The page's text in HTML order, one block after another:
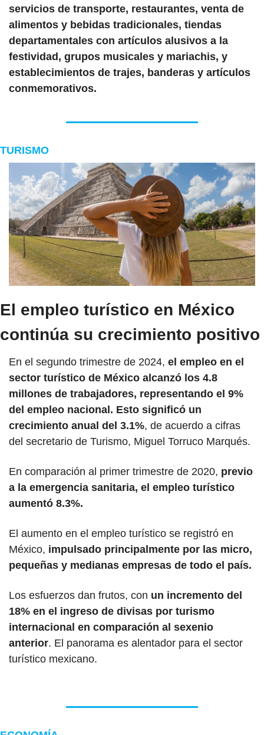
servicios de transporte, restaurantes, venta de
alimentos y bebidas tradicionales, tiendas
departamentales con artículos alusivos a la
festividad, grupos musicales y mariachis, y
establecimientos de trajes, banderas y artículos
conmemorativos.
TURISMO
El empleo turístico en México
continúa su crecimiento positivo
En el segundo trimestre de 2024, el empleo en el
sector turístico de México alcanzó los 4.8
millones de trabajadores, representando el 9%
del empleo nacional. Esto significó un
crecimiento anual del 3.1%, de acuerdo a cifras
del secretario de Turismo, Miguel Torruco Marqués.
En comparación al primer trimestre de 2020, previo
a la emergencia sanitaria, el empleo turístico
aumentó 8.3%.
El aumento en el empleo turístico se registró en
México, impulsado principalmente por las micro,
pequeñas y medianas empresas de todo el país.
Los esfuerzos dan frutos, con un incremento del
18% en el ingreso de divisas por turismo
internacional en comparación al sexenio
anterior. El panorama es alentador para el sector
turístico mexicano.